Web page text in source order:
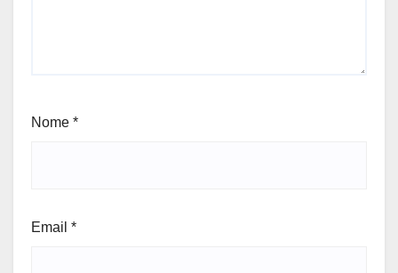
Nome *
Email *